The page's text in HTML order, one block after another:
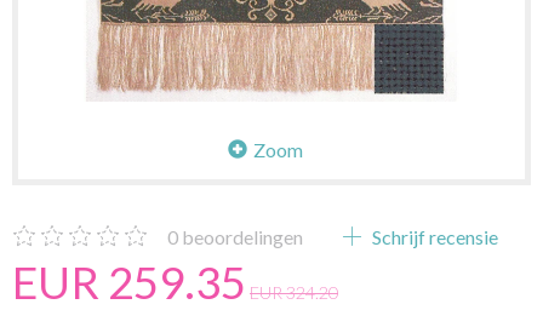
Zoom
0 beoordelingen Schrijf recensie
EUR 259.35 EUR 324.20